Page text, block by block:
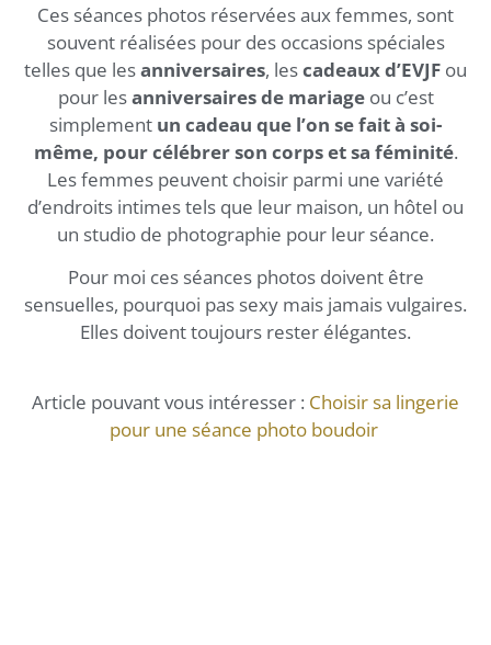
Ces séances photos réservées aux femmes, sont
souvent réalisées pour des occasions spéciales
telles que lesanniversaires, lescadeaux d’EVJF ou
pour lesanniversaires de mariage ou c’est
simplement un cadeau que l’on se fait à soi-
même, pour célébrer son corps et sa féminité.
Les femmes peuvent choisir parmi une variété
d’endroits intimes tels que leur maison, un hôtel ou
un studio de photographie pour leur séance.
Pour moi ces séances photos doivent être
sensuelles, pourquoi pas sexy mais jamais vulgaires.
Elles doivent toujours rester élégantes.
Article pouvant vous intéresser : Choisir sa lingerie
pour une séance photo boudoir